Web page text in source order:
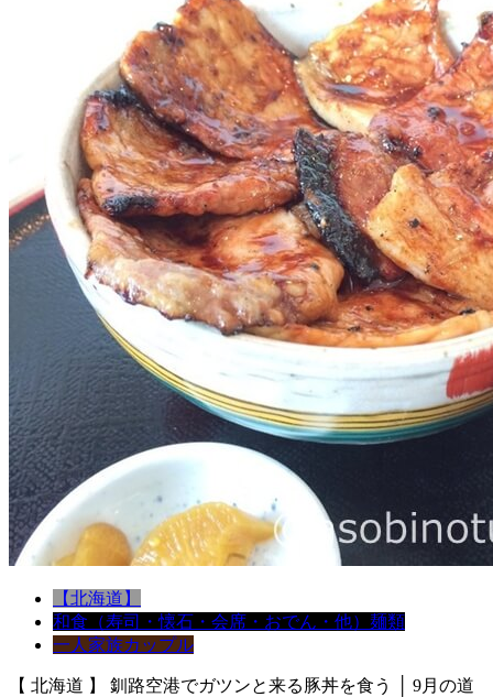
【北海道】
和食（寿司・懐石・会席・おでん・他） 麺類
一人家族カップル
【 北海道 】 釧路空港でガツンと来る豚丼を食う │ 9月の道